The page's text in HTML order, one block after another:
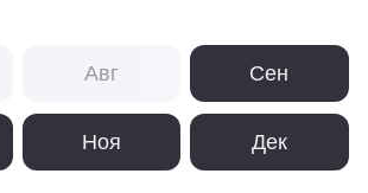
Авг Сен
Ноя Дек